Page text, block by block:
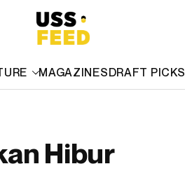
MAGAZINESDRAFT PICKS
Hibur